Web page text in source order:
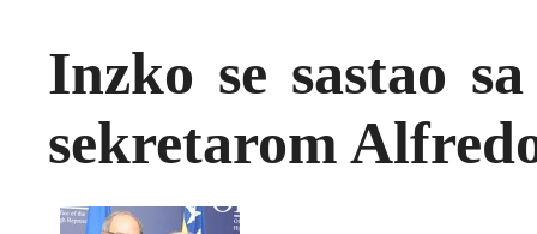
Inzko se sastao
sekretarom